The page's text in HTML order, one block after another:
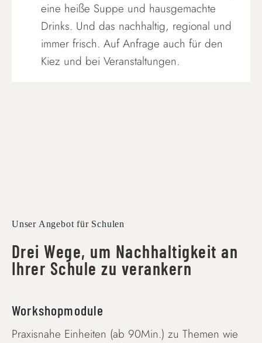
eine heiße Suppe und hausgemachte
Drinks. Und das nachhaltig, regional und
immer frisch. Auf Anfrage auch für den
Kiez und bei Veranstaltungen.
Unser Angebot für Schulen
Drei Wege, um Nachhaltigkeit an
Ihrer Schule zu verankern
Workshopmodule
Praxisnahe Einheiten (ab 90Min.) zu Themen wie